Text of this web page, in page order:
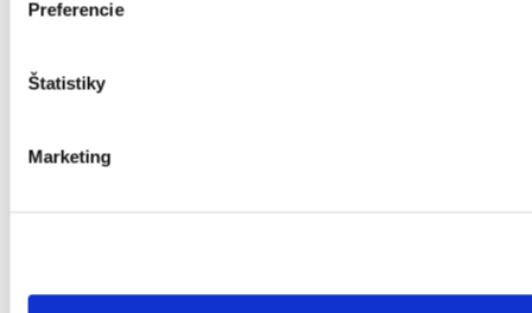
Preferencie
Štatistiky
Marketing